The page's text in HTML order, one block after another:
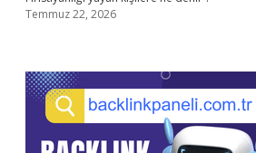
Temmuz 22, 2026